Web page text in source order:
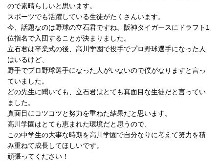
ので素晴らしいと思います。
スポーツでも活躍している生徒がたくさんいます。
今、話題なのは野球の立石君ですね。阪神タイガースにドラフト1
位指名で入団することが決まりました。
立石君は卒業式の後、高川学園で投手でプロ野球選手になった人
はいるけど、
野手でプロ野球選手になった人がいないので僕がなりますと言っ
ていました。
どの先生に聞いても、立石君はとても真面目な生徒だと言ってい
ました。
真面目にコツコツと努力を重ねた結果だと思います。
高川学園はとても恵まれた環境だと思うので、
この中学生の大事な時期を高川学園で自分なりに考えて努力を積
み重ねて成長してほしいです。
頑張ってください！